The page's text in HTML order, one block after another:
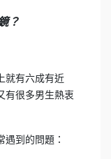
？
就有六成有近
有很多男生熱衷
到的問題：